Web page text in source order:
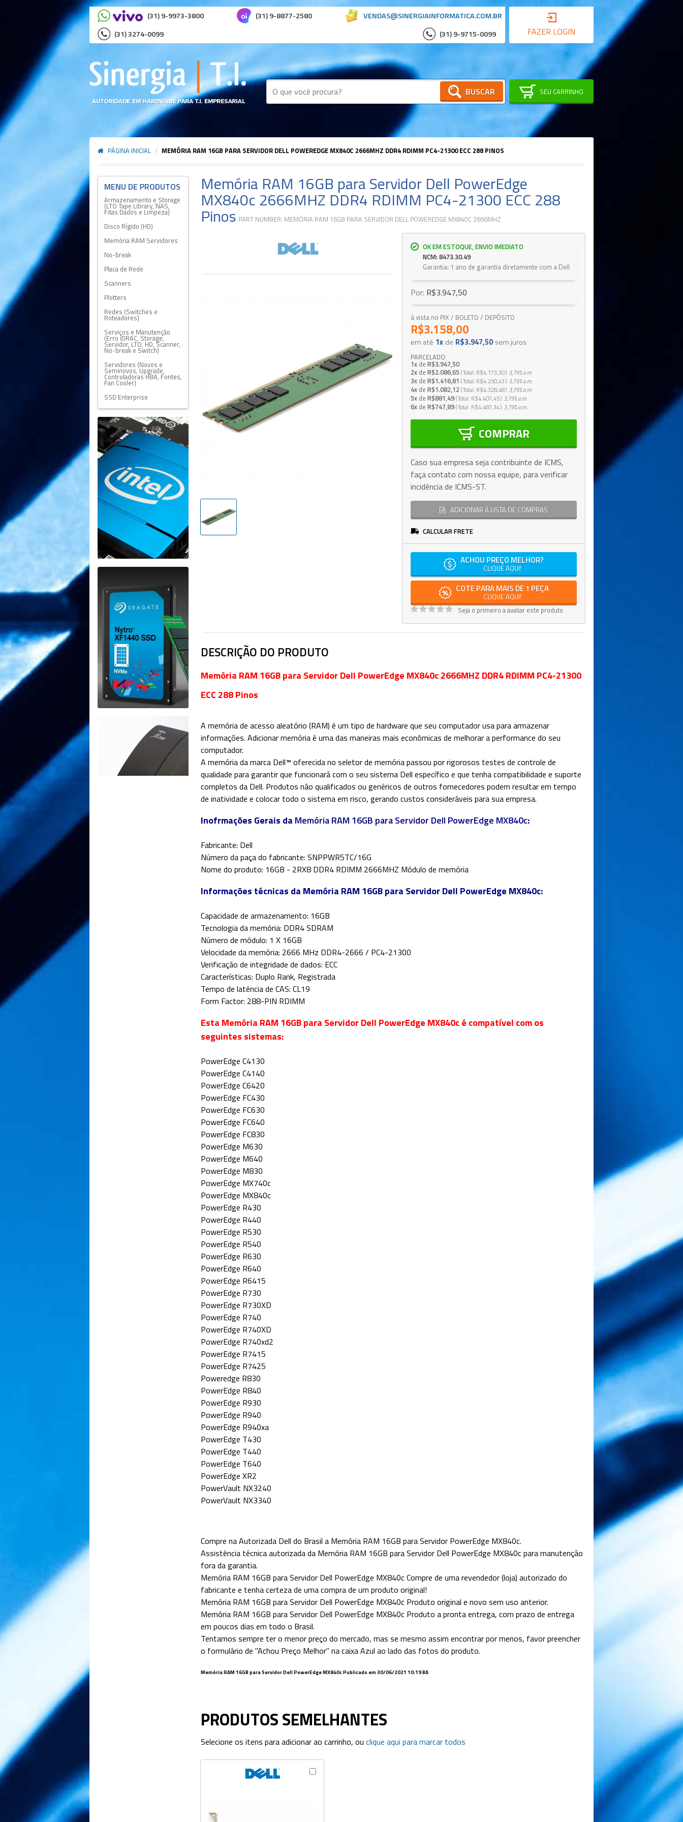
VENDAS@SINERGIAINFORMATICA.COM.BR
(31) 9-9973-3800
(31) 9-8877-2580
(31) 3274-0099
(31) 9-9715-0099 FAZER LOGIN
BUSCAR SEU CARRINHO
PÁGINA INICIAL / MEMÓRIA RAM 16GB PARA SERVIDOR DELL POWEREDGE MX840C 2666MHZ DDR4 RDIMM PC4-21300 ECC 288 PINOS
Armazenamento e Storage
(LTO Tape Library, NAS,
Fitas Dados e Limpeza)
Disco Rígido (HD)
Memória RAM Servidores
No-break
Placa de Rede
Scanners
Plotters
Redes (Switches e
Roteadores)
Serviços e Manutenção
(Erro iDRAC, Storage,
Servidor, LTO, HD, Scanner,
No-break e Switch)
Servidores (Novos e
Seminovos, Upgrade,
Controladoras HBA, Fontes,
Fan Cooler)
SSD Enterprise
Memória RAM 16GB para Servidor Dell PowerEdge
MX840c 2666MHZ DDR4 RDIMM PC4-21300 ECC 288
Pinos PART NUMBER: MEMÓRIA RAM 16GB PARA SERVIDOR DELL POWEREDGE MX840C 2666MHZ
OK EM ESTOQUE, ENVIO IMEDIATO
NCM: 8473.30.49
Garantia: 1 ano de garantia diretamente com a Dell
Por: R$3.947,50
à vista no PIX / BOLETO / DEPÓSITO
R$3.158,00
em até 1x de R$3.947,50 sem juros
PARCELADO
1x de R$3.947,50
2x de R$2.086,65 Total R$4.173,30 3,79%a.m.
3x de R$1.416,81 Total R$4.250,43 3,79%a.m.
4x de R$1.082,12 Total R$4.328,48 3,79%a.m.
5x de R$881,49 Total R$4.407,45 3,79%a.m.
6x de R$747,89 Total R$4.487,34 3,79%a.m.
COMPRAR
Caso sua empresa seja contribuinte de ICMS,
faça contato com nossa equipe, para verificar
incidência de ICMS-ST.
ADICIONAR À LISTA DE COMPRAS
CALCULAR FRETE
ACHOU PREÇO MELHOR?
CLIQUE AQUI!
COTE PARA MAIS DE 1 PEÇA
CLIQUE AQUI!
Seja o primeiro a avaliar este produto
DESCRIÇÃO DO PRODUTO
Memória RAM 16GB para Servidor Dell PowerEdge MX840c 2666MHZ DDR4 RDIMM PC4-21300
ECC 288 Pinos
A memória de acesso aleatório (RAM) é um tipo de hardware que seu computador usa para armazenar
informações. Adicionar memória é uma das maneiras mais econômicas de melhorar a performance do seu
computador.
A memória da marca Dell™ oferecida no seletor de memória passou por rigorosos testes de controle de
qualidade para garantir que funcionará com o seu sistema Dell específico e que tenha compatibilidade e suporte
completos da Dell. Produtos não qualificados ou genéricos de outros fornecedores podem resultar em tempo
de inatividade e colocar todo o sistema em risco, gerando custos consideráveis para sua empresa.
Inofrmações Gerais da Memória RAM 16GB para Servidor Dell PowerEdge MX840c:
Fabricante: Dell
Número da paça do fabricante: SNPPWR5TC/16G
Nome do produto: 16GB - 2RX8 DDR4 RDIMM 2666MHZ Módulo de memória
Informações técnicas da Memória RAM 16GB para Servidor Dell PowerEdge MX840c:
Capacidade de armazenamento: 16GB
Tecnologia da memória: DDR4 SDRAM
Número de módulo: 1 X 16GB
Velocidade da memória: 2666 MHz DDR4-2666 / PC4-21300
Verificação de integridade de dados: ECC
Características: Duplo Rank, Registrada
Tempo de latência de CAS: CL19
Form Factor: 288-PIN RDIMM
Esta Memória RAM 16GB para Servidor Dell PowerEdge MX840c é compatível com os
seguintes sistemas:
PowerEdge C4130
PowerEdge C4140
PowerEdge C6420
PowerEdge FC430
PowerEdge FC630
PowerEdge FC640
PowerEdge FC830
PowerEdge M630
PowerEdge M640
PowerEdge M830
PowerEdge MX740c
PowerEdge MX840c
PowerEdge R430
PowerEdge R440
PowerEdge R530
PowerEdge R540
PowerEdge R630
PowerEdge R640
PowerEdge R6415
PowerEdge R730
PowerEdge R730XD
PowerEdge R740
PowerEdge R740XD
PowerEdge R740xd2
PowerEdge R7415
PowerEdge R7425
Poweredge R830
PowerEdge R840
PowerEdge R930
PowerEdge R940
PowerEdge R940xa
PowerEdge T430
PowerEdge T440
PowerEdge T640
PowerEdge XR2
PowerVault NX3240
PowerVault NX3340
Compre na Autorizada Dell do Brasil a Memória RAM 16GB para Servidor PowerEdge MX840c.
Assistência técnica autorizada da Memória RAM 16GB para Servidor Dell PowerEdge MX840c para manutenção
fora da garantia.
Memória RAM 16GB para Servidor Dell PowerEdge MX840c Compre de uma revendedor (loja) autorizado do
fabricante e tenha certeza de uma compra de um produto original!
Memória RAM 16GB para Servidor Dell PowerEdge MX840c Produto original e novo sem uso anterior.
Memória RAM 16GB para Servidor Dell PowerEdge MX840c Produto a pronta entrega, com prazo de entrega
em poucos dias em todo o Brasil.
Tentamos sempre ter o menor preço do mercado, mas se mesmo assim encontrar por menos, favor preencher
o formulário de "Achou Preço Melhor" na caixa Azul ao lado das fotos do produto.
Memória RAM 16GB para Servidor Dell PowerEdge MX840c Publicado em30/06/2021 10:19 BA
PRODUTOS SEMELHANTES
Selecione os itens para adicionar ao carrinho, ouclique aqui para marcar todos